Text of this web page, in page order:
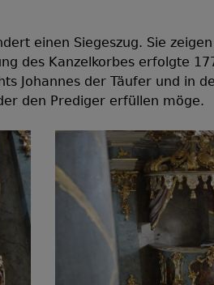
einen Siegeszug. Sie
des Kanzelkorbes erfolgte
Johannes der Täufer und in
den Prediger erfüllen möge.